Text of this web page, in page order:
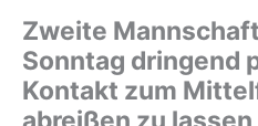
Zweite
Sonntag dringend
Kontakt zum